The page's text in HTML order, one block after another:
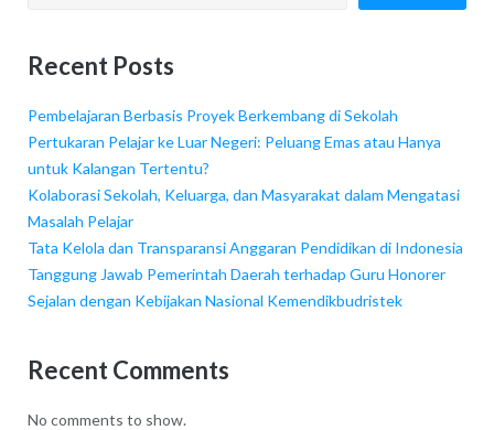
Recent Posts
Pembelajaran Berbasis Proyek Berkembang di Sekolah
Pertukaran Pelajar ke Luar Negeri: Peluang Emas atau Hanya
untuk Kalangan Tertentu?
Kolaborasi Sekolah, Keluarga, dan Masyarakat dalam Mengatasi
Masalah Pelajar
Tata Kelola dan Transparansi Anggaran Pendidikan di Indonesia
Tanggung Jawab Pemerintah Daerah terhadap Guru Honorer
Sejalan dengan Kebijakan Nasional Kemendikbudristek
Recent Comments
No comments to show.